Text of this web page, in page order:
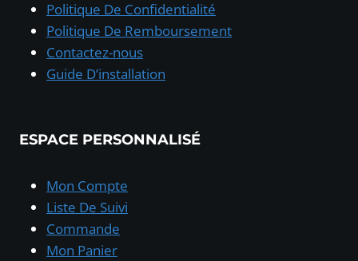
Politique De Confidentialité
Politique De Remboursement
Contactez-nous
Guide D’installation
ESPACE PERSONNALISÉ
Mon Compte
Liste De Suivi
Commande
Mon Panier